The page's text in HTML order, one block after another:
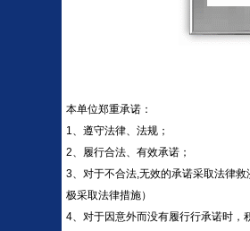
本单位郑重承诺：
1、遵守法律、法规；
2、履行合法、有效承诺；
3、对于不合法,无效的承诺采取法律
极采取法律措施）
4、对于因意外而没有履行行承诺时，